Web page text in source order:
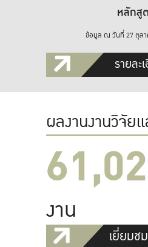
หลักสู
ข้อมูล ณ วันที่ 27 ตุล
รายละ
ผลงานงานวิจัย
งาน
เยี่ยมช